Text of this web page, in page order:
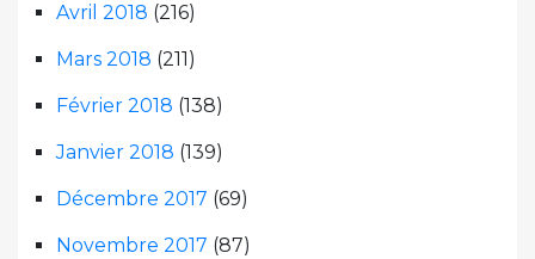
Avril 2018 (216)
Mars 2018 (211)
Février 2018 (138)
Janvier 2018 (139)
Décembre 2017 (69)
Novembre 2017 (87)